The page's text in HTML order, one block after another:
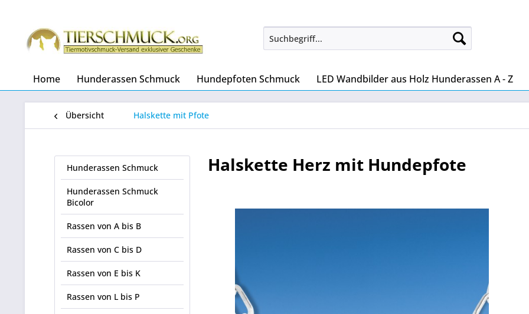
Home Hunderassen Schmuck Hundepfoten Schmuck LED Wandbilder aus Holz Hunderassen A - Z
Übersicht Halskette mit Pfote
Hunderassen Schmuck
Hunderassen Schmuck
Bicolor
Rassen von A bis B
Rassen von C bis D
Rassen von E bis K
Rassen von L bis P
Halskette Herz mit Hundepfote